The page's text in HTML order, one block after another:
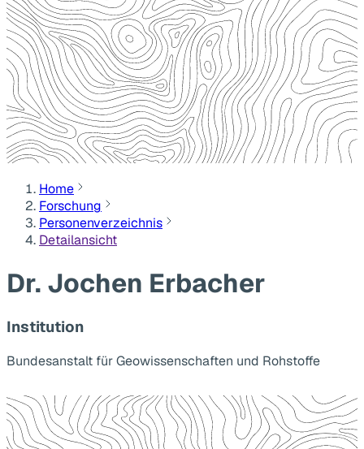
Home
Forschung
Personenverzeichnis
Detailansicht
Dr. Jochen Erbacher
Institution
Bundesanstalt für Geowissenschaften und Rohstoffe